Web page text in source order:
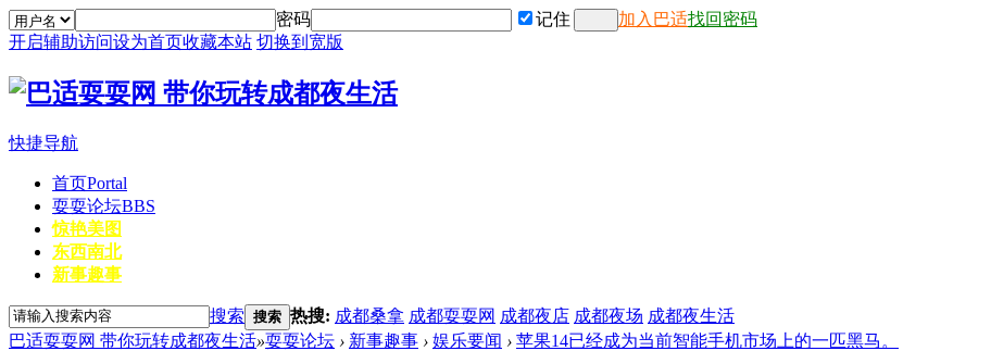
密码 记住 加入巴适找回密码
开启辅助访问设为首页收藏本站 切换到宽版
快捷导航
首页Portal
耍耍论坛BBS
惊艳美图
东西南北
新事趣事
搜索 搜索 热搜: 成都桑拿 成都耍耍网 成都夜店 成都夜场 成都夜生活
巴适耍耍网 带你玩转成都夜生活»耍耍论坛 › 新事趣事 › 娱乐要闻 › 苹果14已经成为当前智能手机市场上的一匹黑马。